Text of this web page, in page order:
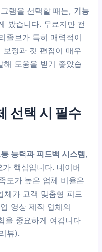
램을 선택할 때는, 기능
봤습니다. 무료지만 전
졸브가 특히 매력적이
정과 컷 편집이 매우
해 도움을 받기 좋았습
선택 시 필수
능력과 피드백 시스템,
가 핵심입니다. 네이버
도가 높은 업체 비율은
가 고객 맞춤형 피드
영상 제작 업체의
을 중요하게 여깁니다
뷰).